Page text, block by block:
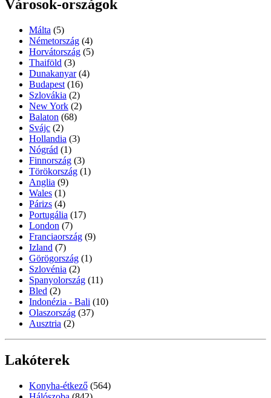
Városok-országok
Málta (5)
Németország (4)
Horvátország (5)
Thaiföld (3)
Dunakanyar (4)
Budapest (16)
Szlovákia (2)
New York (2)
Balaton (68)
Svájc (2)
Hollandia (3)
Nógrád (1)
Finnország (3)
Törökország (1)
Anglia (9)
Wales (1)
Párizs (4)
Portugália (17)
London (7)
Franciaország (9)
Izland (7)
Görögország (1)
Szlovénia (2)
Spanyolország (11)
Bled (2)
Indonézia - Bali (10)
Olaszország (37)
Ausztria (2)
Lakóterek
Konyha-étkező (564)